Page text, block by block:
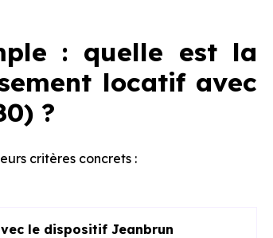
: quelle est la
locatif avec
?
critères concrets :
le dispositif Jeanbrun